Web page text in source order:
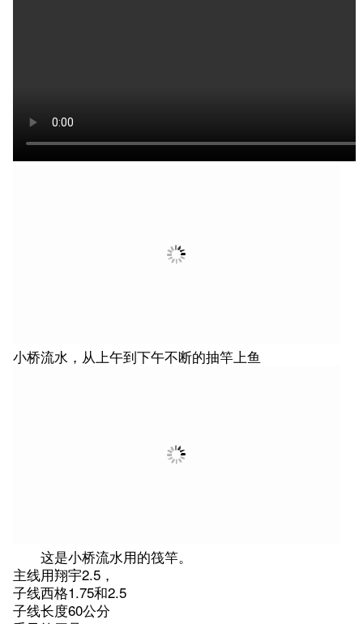
小桥流水，从上午到下午不断的抽竿上鱼
这是小桥流水用的筏竿。
主线用翔宇2.5，
子线西格1.75和2.5
子线长度60公分